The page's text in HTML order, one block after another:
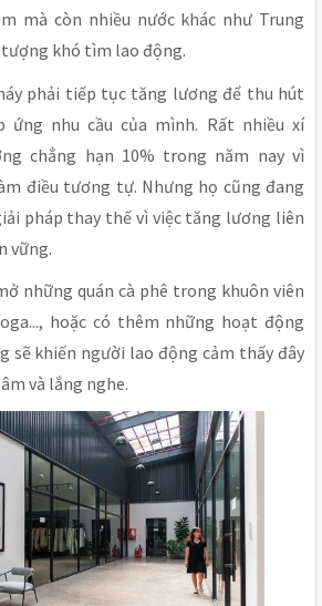
mà còn nhiều nước khác như Trung
khó tìm lao động.
phải tiếp tục tăng lương để thu hút
ứng nhu cầu của mình. Rất nhiều xí
chẳng hạn 10% trong năm nay vì
điều tương tự. Nhưng họ cũng đang
pháp thay thế vì việc tăng lương liên
vững.
những quán cà phê trong khuôn viên
hoặc có thêm những hoạt động
sẽ khiến người lao động cảm thấy đây
và lắng nghe.